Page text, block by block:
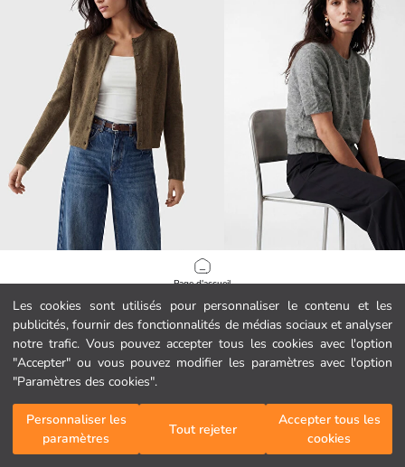
Les cookies sont utilisés pour personnaliser le contenu et les
publicités, fournir des fonctionnalités de médias sociaux et analyser
notre trafic. Vous pouvez accepter tous les cookies avec l'option
"Accepter" ou vous pouvez modifier les paramètres avec l'option
"Paramètres des cookies".
Personnaliser les
paramètres
Tout rejeter
Accepter tous les
cookies
Page d'accueil
Catégories
Mon panier
Cardigan en maille à col rond pour femme
12.99 EUR
Cardigan en maille à col rond pour
12.99 EUR
186